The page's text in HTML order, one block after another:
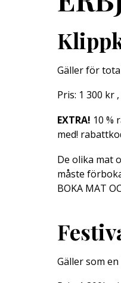
Gäller för
Pris: 1 300 kr
EXTRA! 10 %
med!
De olika mat
måste
BOKA MAT
Gäller som